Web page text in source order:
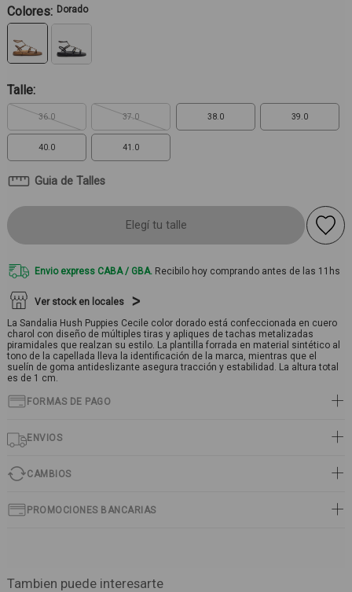
Colores: Dorado
Talle:
36.0 37.0 38.0 39.0
40.0 41.0
Guia de Talles
Elegí tu talle
Envio express CABA / GBA. Recibilo hoy comprando antes de las 11hs
Ver stock en locales
La Sandalia Hush Puppies Cecile color dorado está confeccionada en cuero
charol con diseño de múltiples tiras y apliques de tachas metalizadas
piramidales que realzan su estilo. La plantilla forrada en material sintético al
tono de la capellada lleva la identificación de la marca, mientras que el
suelín de goma antideslizante asegura tracción y estabilidad. La altura total
es de 1 cm.
FORMAS DE PAGO
ENVIOS
CAMBIOS
PROMOCIONES BANCARIAS
Tambien puede interesarte